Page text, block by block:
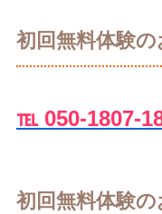
初回無料体験の
℡ 050-1807-
初回無料体験の